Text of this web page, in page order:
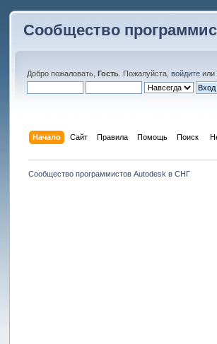
Сообщество
Добро пожаловать,Гость . Пожалуйста,войдите или
Начало Сайт Правила Помощь Поиск
Сообщество программистов Autodesk в СНГ